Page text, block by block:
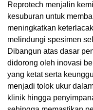
Reprotech menjalin
kesuburan untuk
meningkatkan
melindungi spesimen
Dibangun atas dasar
didorong oleh inovasi
yang ketat serta
menjadi tolok ukur
klinik hingga